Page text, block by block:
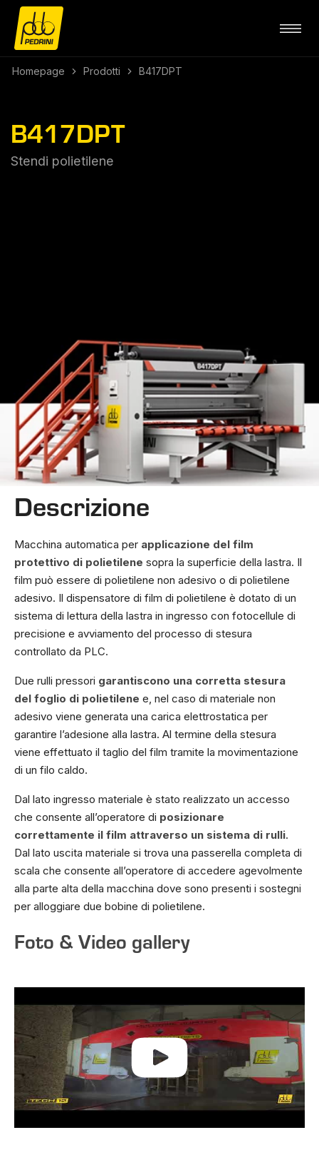
Homepage Prodotti B417DPT
B417DPT
Stendi polietilene
Descrizione
Macchina automatica per applicazione del film
protettivo di polietilene sopra la superficie della lastra. Il
film può essere di polietilene non adesivo o di polietilene
adesivo. Il dispensatore di film di polietilene è dotato di un
sistema di lettura della lastra in ingresso con fotocellule di
precisione e avviamento del processo di stesura
controllato da PLC.
Due rulli pressori garantiscono una corretta stesura
del foglio di polietilene e, nel caso di materiale non
adesivo viene generata una carica elettrostatica per
garantire l’adesione alla lastra. Al termine della stesura
viene effettuato il taglio del film tramite la movimentazione
di un filo caldo.
Dal lato ingresso materiale è stato realizzato un accesso
che consente all’operatore di posizionare
correttamente il film attraverso un sistema di rulli.
Dal lato uscita materiale si trova una passerella completa di
scala che consente all’operatore di accedere agevolmente
alla parte alta della macchina dove sono presenti i sostegni
per alloggiare due bobine di polietilene.
Foto & Video gallery